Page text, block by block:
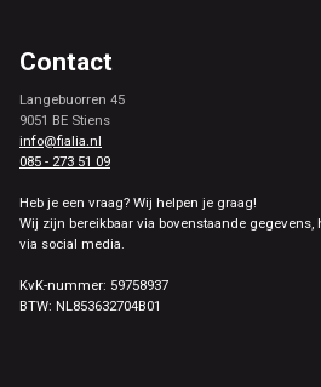
Contact
Langebuorren 45
9051 BE Stiens
info@fialia.nl
085 - 273 51 09
Heb je een vraag? Wij helpen je graag!
Wij zijn bereikbaar via bovenstaande
via social media.
KvK-nummer: 59758937
BTW: NL853632704B01